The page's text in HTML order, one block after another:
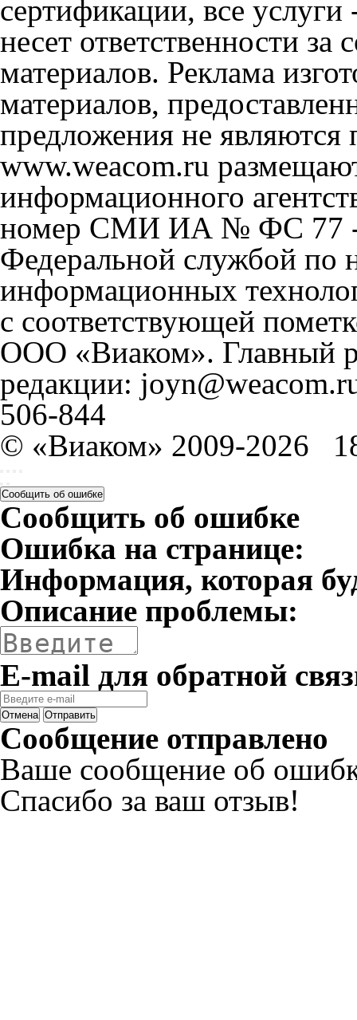
сертификации, все
несет ответственности
материалов. Реклама
материалов,
предложения не
www.weacom.ru
информационного
номер СМИ ИА № ФС 77 -
Федеральной службой по
информационных
с соответствующей
ООО «Виаком». Главный
редакции:
506-844
© «Виаком» 2009-2026
Сообщить об ошибке
Сообщить об ошибке
Ошибка на странице:
Информация, которая
Описание проблемы:
E-mail для обратной
Отмена Отправить
Сообщение отправлено
Ваше сообщение об
Спасибо за ваш отзыв!